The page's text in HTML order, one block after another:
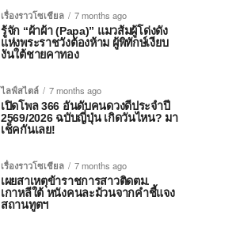
เรื่องราวโซเชียล
7 months ago
รู้จัก “ผ้าผ้า (Papa)” แมวส้มผู้โด่งดัง
แห่งพระราชวังต้องห้าม ผู้พิทักษ์เงียบ
งันใต้ชายคาทอง
ไลฟ์สไตล์
7 months ago
เปิดโพล 366 อันดับคนดวงดีประจำปี
2569/2026 ฉบับญี่ปุ่น เกิดวันไหน? มา
เช็คกันเลย!
เรื่องราวโซเชียล
7 months ago
เผยสาเหตุข้าราชการสาวติดตม.
เกาหลีใต้ หนังคนละม้วนจากคำชี้แจง
สถานทูตฯ